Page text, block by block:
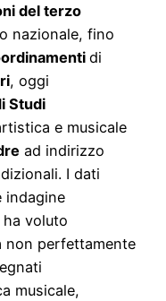
del terzo
nazionale, fino
di
, oggi
Studi
e musicale
ad indirizzo
I dati
indagine
ha voluto
non perfettamente
musicale,